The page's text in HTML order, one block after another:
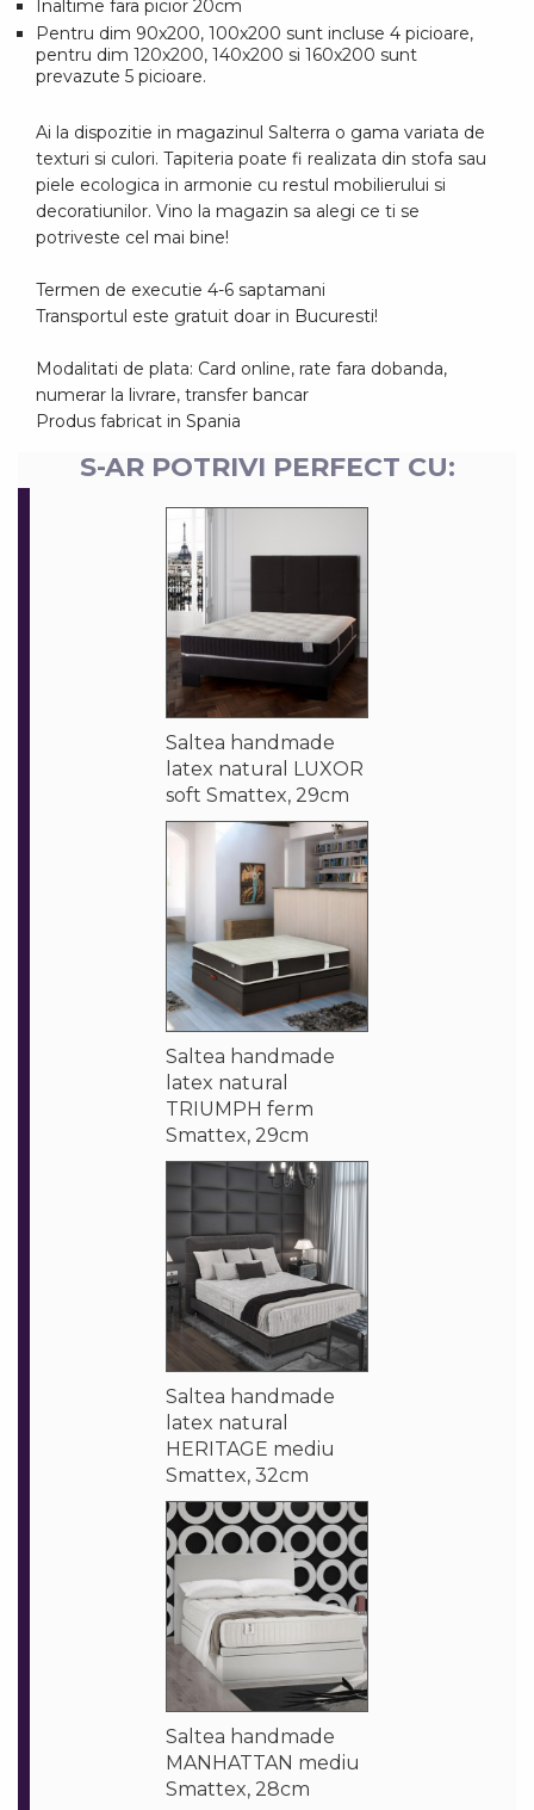
Inaltime fara picior 20cm
Pentru dim 90x200, 100x200 sunt incluse 4 picioare,
pentru dim 120x200, 140x200 si 160x200 sunt
prevazute 5 picioare.
Ai la dispozitie in magazinul Salterra o gama variata de
texturi si culori. Tapiteria poate fi realizata din stofa sau
piele ecologica in armonie cu restul mobilierului si
decoratiunilor. Vino la magazin sa alegi ce ti se
potriveste cel mai bine!
Termen de executie 4-6 saptamani
Transportul este gratuit doar in Bucuresti!
Modalitati de plata: Card online, rate fara dobanda,
numerar la livrare, transfer bancar
Produs fabricat in Spania
S-AR POTRIVI PERFECT CU:
Saltea handmade
latex natural LUXOR
soft Smattex, 29cm
Saltea handmade
latex natural
TRIUMPH ferm
Smattex, 29cm
Saltea handmade
latex natural
HERITAGE mediu
Smattex, 32cm
Saltea handmade
MANHATTAN mediu
Smattex, 28cm